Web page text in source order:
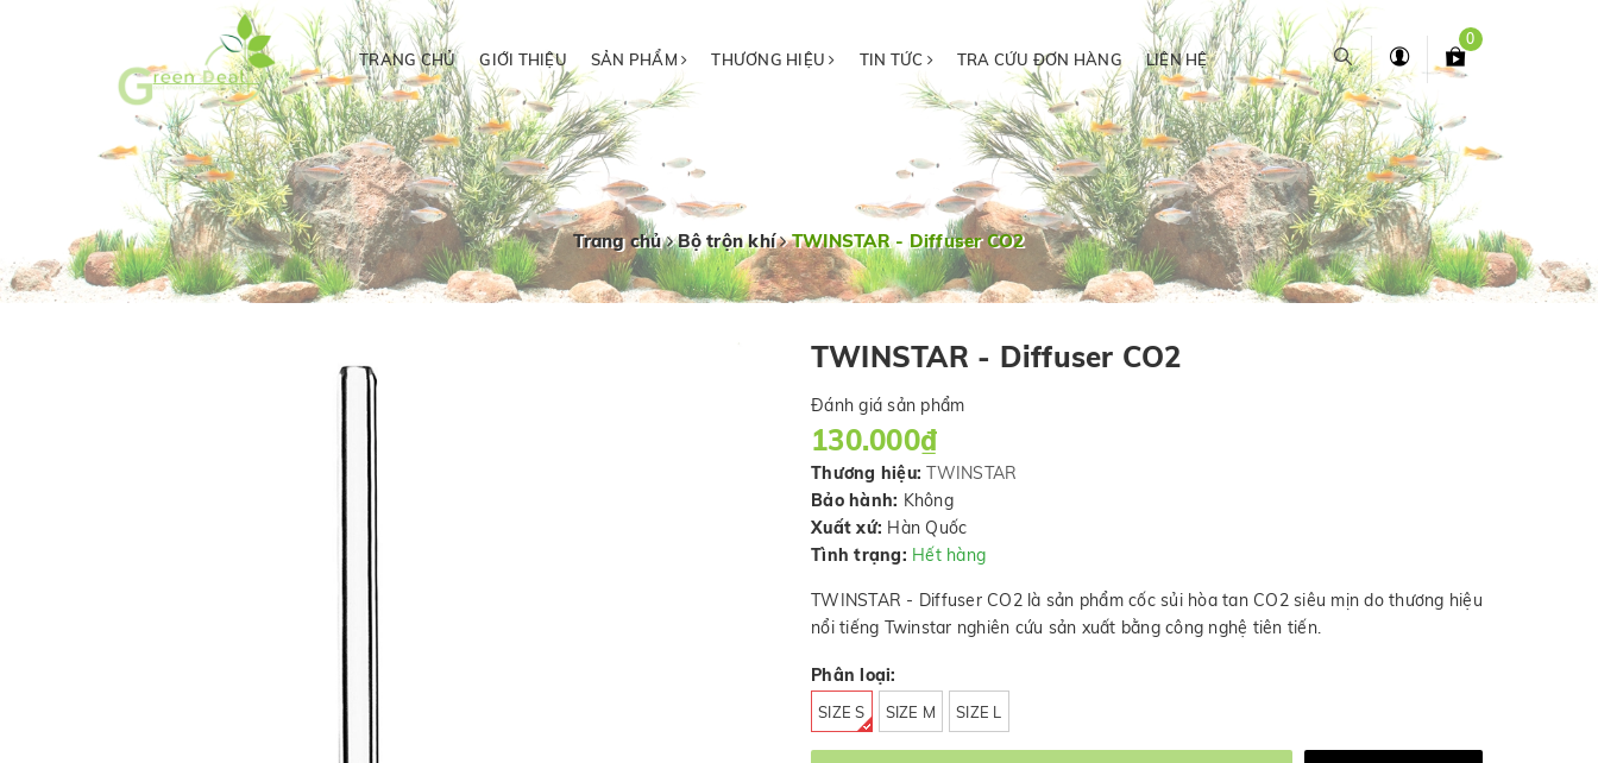
TRANG CHỦ GIỚI THIỆU SẢN PHẨM THƯƠNG HIỆU TIN TỨC TRA CỨU ĐƠN HÀNG LIÊN HỆ
0
Trang chủ Bộ trộn khí TWINSTAR - Diffuser CO2
TWINSTAR - Diffuser CO2
Đánh giá sản phẩm
130.000₫
Thương hiệu: TWINSTAR
Bảo hành: Không
Xuất xứ: Hàn Quốc
Tình trạng: Hết hàng
TWINSTAR - Diffuser CO2 là sản phẩm cốc sủi hòa tan CO2 siêu mịn do thương hiệu
nổi tiếng Twinstar nghiên cứu sản xuất bằng công nghệ tiên tiến.
Phân loại:
SIZE S SIZE M SIZE L